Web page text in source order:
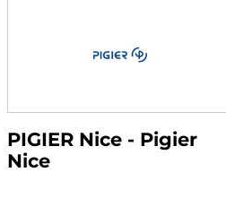
PIGIER Nice - Pigier
Nice